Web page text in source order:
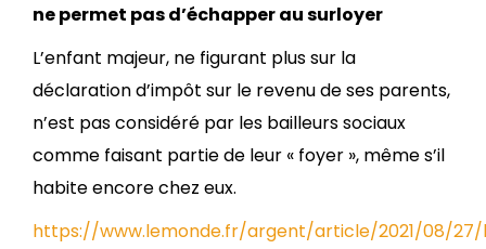
ne permet pas d’échapper au surloyer
L’enfant majeur, ne figurant plus sur la
déclaration d’impôt sur le revenu de ses parents,
n’est pas considéré par les bailleurs sociaux
comme faisant partie de leur « foyer », même s’il
habite encore chez eux.
https://www.lemonde.fr/argent/article/2021/08/